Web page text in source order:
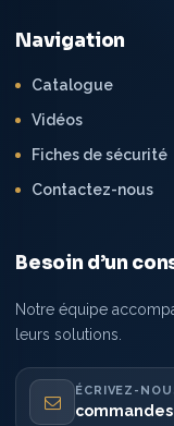
Navigation
Catalogue
Vidéos
Fiches de sécurité
Contactez-nous
Besoin d’un
Notre équipe
leurs solutions.
ÉCRIVEZ-